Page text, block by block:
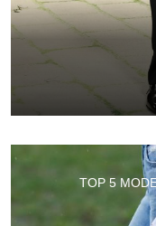
TOP 5